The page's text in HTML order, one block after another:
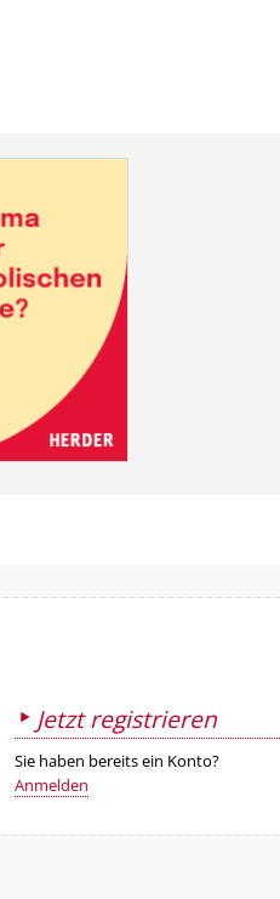
Jetzt registrieren
Sie haben bereits ein Konto?
Anmelden